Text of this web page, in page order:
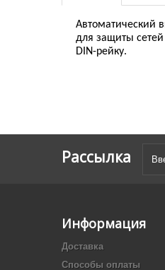
Автоматический
для защиты
DIN-рейку.
Рассылка
Информация
Доставка
Способы оплаты